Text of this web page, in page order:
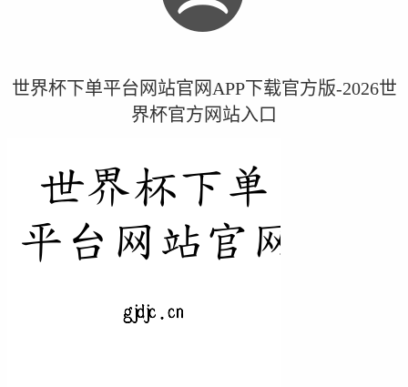
世界杯下单平台网站官网APP下载官方版-2026世
界杯官方网站入口